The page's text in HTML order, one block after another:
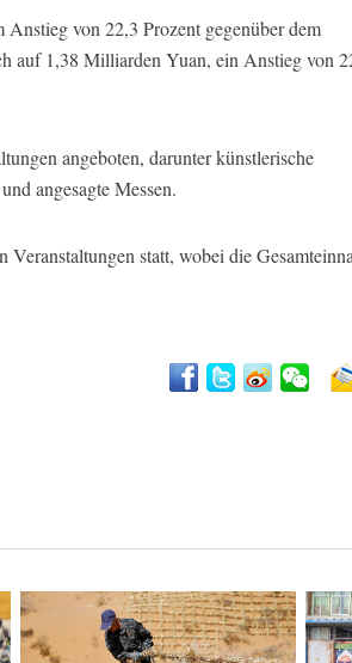
von 22,3 Prozent gegenüber dem
auf 1,38 Milliarden Yuan, ein Anstieg von
angeboten, darunter künstlerische
angesagte Messen.
statt, wobei die